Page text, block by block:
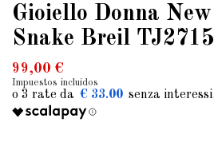
Gioiello Donna New
Snake Breil TJ2715
99,00 €
Impuestos incluidos
€ 33.00